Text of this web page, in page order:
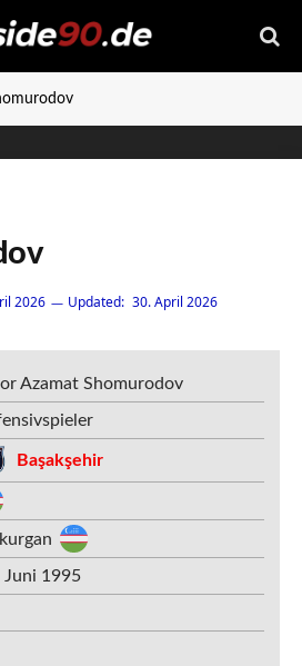
2026 Updated: 30. April 2026
Azamat Shomurodov
Başakşehir
Juni 1995